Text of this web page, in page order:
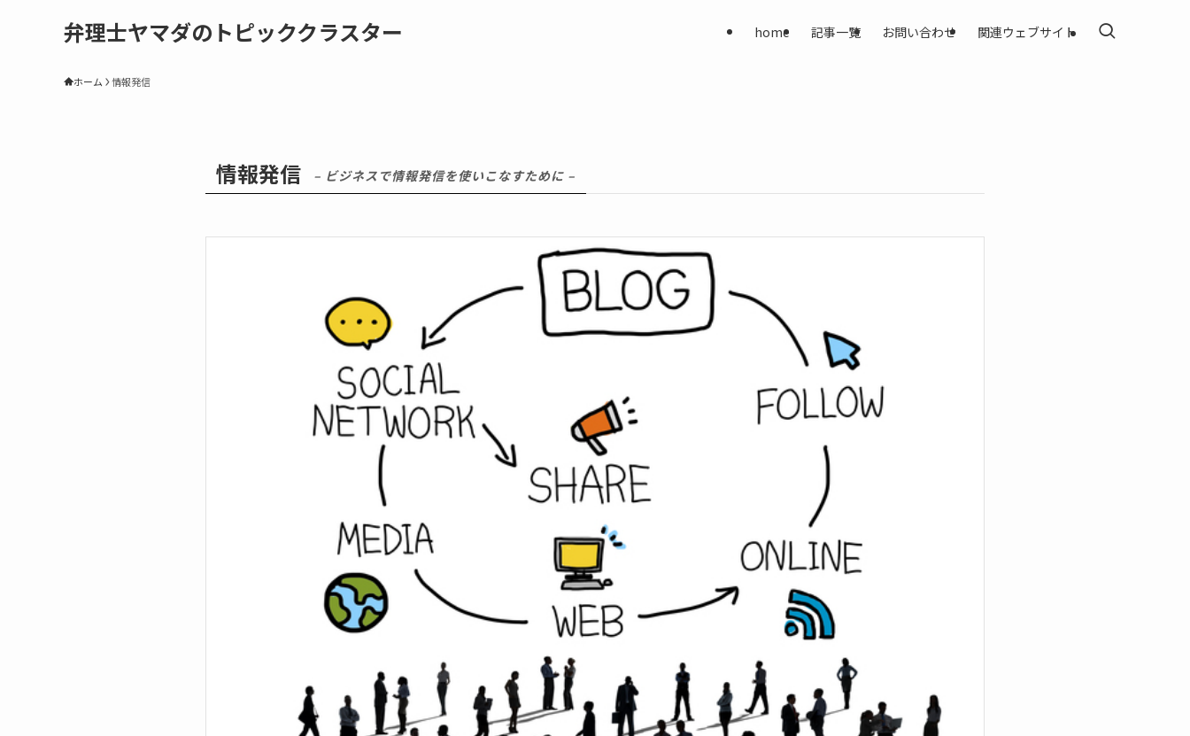
弁理士ヤマダのトピッククラスター home 記事一覧 お問い合わせ 関連ウェブサイト
ホーム 情報発信
情報発信 – ビジネスで情報発信を使いこなすために –